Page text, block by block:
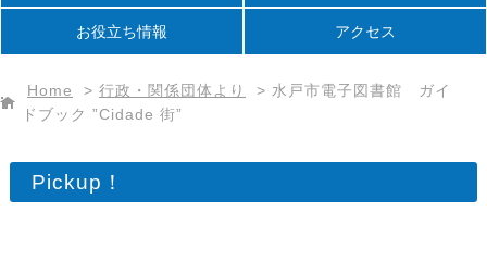
お役立ち情報 アクセス
Home > 行政・関係団体より > 水戸市電子図書館 ガイ
ドブック ”Cidade 街”
Pickup！